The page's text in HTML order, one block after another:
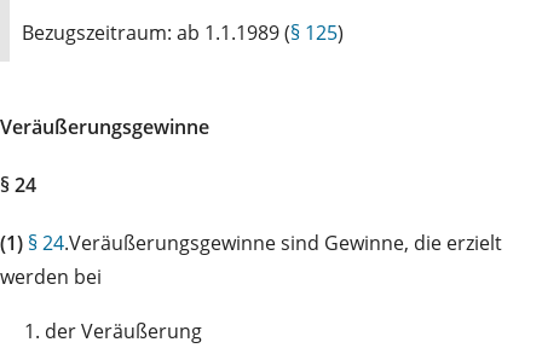
Bezugszeitraum: ab 1.1.1989 (§ 125)
Veräußerungsgewinne
§ 24
(1) § 24.Veräußerungsgewinne sind Gewinne, die erzielt
werden bei
1. der Veräußerung